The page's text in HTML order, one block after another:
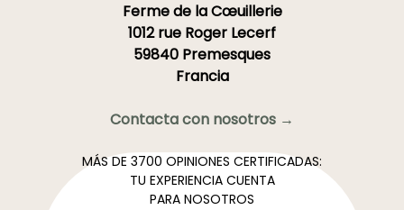
Ferme de la Cœuillerie
1012 rue Roger Lecerf
59840 Premesques
Francia
Contacta con nosotros →
MÁS DE 3700 OPINIONES CERTIFICADAS:
TU EXPERIENCIA CUENTA
PARA NOSOTROS